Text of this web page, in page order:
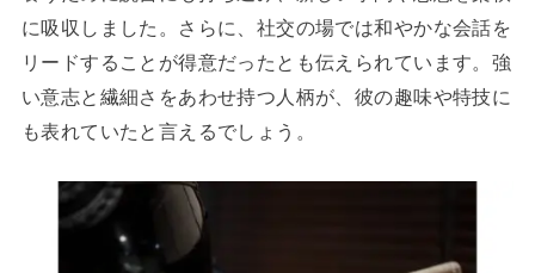
に吸収しました。さらに、社交の場では和やかな会話を
リードすることが得意だったとも伝えられています。強
い意志と繊細さをあわせ持つ人柄が、彼の趣味や特技に
も表れていたと言えるでしょう。